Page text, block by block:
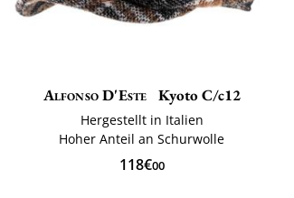
Alfonso D'Este Kyoto C/c12
Hergestellt in Italien
Hoher Anteil an Schurwolle
118€00